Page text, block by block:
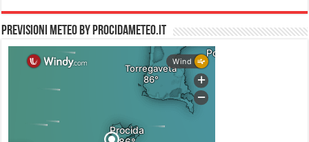
PREVISIONI METEO by PROCIDAMETEO.IT